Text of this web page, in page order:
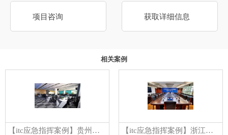
项目咨询 获取详细信息
相关案例
【itc应急指挥案例】贵州省某市应急指挥中心 【itc应急指挥案例】浙江某应急管理局